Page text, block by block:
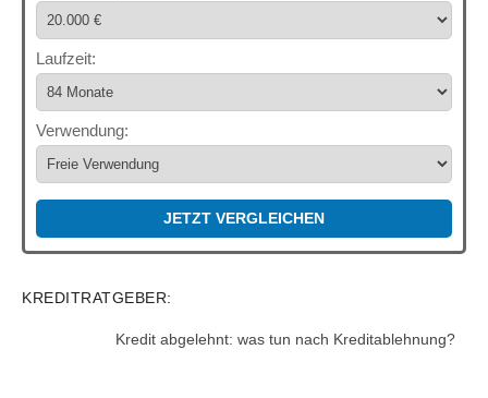
Laufzeit:
Verwendung:
JETZT VERGLEICHEN
KREDITRATGEBER:
Kredit abgelehnt: was tun nach Kreditablehnung?